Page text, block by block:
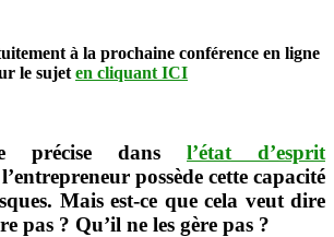
vous
les
à la prochaine conférence en ligne
le sujet en cliquant ICI
précise dans l’état d’esprit
possède cette capacité
Mais est-ce que cela veut dire
pas ? Qu’il ne les gère pas ?